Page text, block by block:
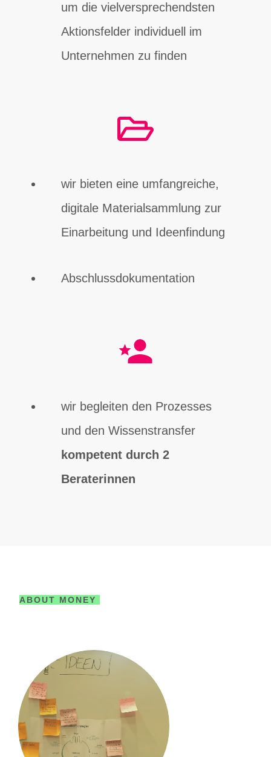
um die vielversprechendsten
Aktionsfelder individuell im
Unternehmen zu finden
wir bieten eine umfangreiche,
digitale Materialsammlung zur
Einarbeitung und Ideenfindung
Abschlussdokumentation
wir begleiten den Prozesses
und den Wissenstransfer
kompetent durch 2
Beraterinnen
ABOUT MONEY